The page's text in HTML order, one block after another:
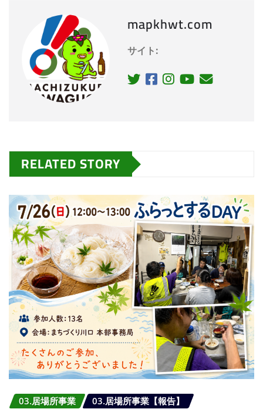
mapkhwt.com
サイト:
RELATED STORY
03.居場所事業 03.居場所事業【報告】